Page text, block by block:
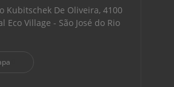
Kubitschek De Oliveira, 4100
Eco Village - São José do Rio